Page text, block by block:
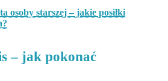
osoby starszej – jakie posiłki
– jak pokonać